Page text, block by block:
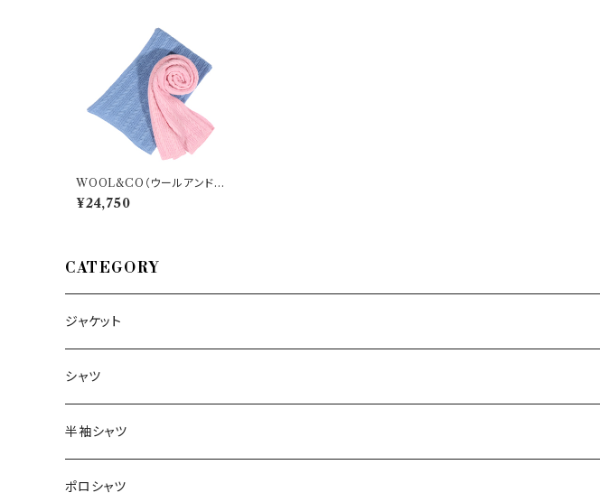
WOOL&CO（ウールアンドコ
ー） マフラー 2024/02 WO
4715 33400
¥24,750
CATEGORY
ジャケット
～44/S
46/M
48/L
シャツ
～44/S
46/M
半袖シャツ
～44/S
ポロシャツ